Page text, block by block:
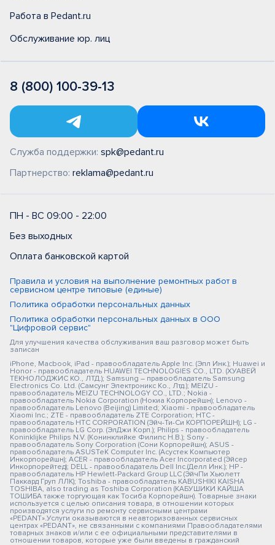
Работа в Pedant.ru
Обслуживание юр. лиц
8 (800) 100-39-13
Служба поддержки: spk@pedant.ru
Партнерство: reklama@pedant.ru
ПН - ВС 09:00 - 22:00
Без выходных
Оплата банковской картой
Правила и условия на выполнение ремонтных работ в
сервисном центре типовые (единые)
Политика обработки персональных данных
Политика обработки персональных данных в ООО
"Цифровой сервис"
Для улучшения качества обслуживания ваш разговор может быть
записан
iPhone, Macbook, iPad - правообладатель Apple Inc. (Эпл Инк.); Huawei и
Honor - правообладатель HUAWEI TECHNOLOGIES CO., LTD. (ХУАВЕЙ
ТЕКНОЛОДЖИС КО., ЛТД.); Samsung – правообладатель Samsung
Electronics Co. Ltd. (Самсунг Электроникс Ко., Лтд.); MEIZU -
правообладатель MEIZU TECHNOLOGY CO., LTD.; Nokia -
правообладатель Nokia Corporation (Нокиа Корпорейшн); Lenovo -
правообладатель Lenovo (Beijing) Limited; Xiaomi - правообладатель
Xiaomi Inc.; ZTE - правообладатель ZTE Corporation; HTC -
правообладатель HTC CORPORATION (Эйч-Ти-Си КОРПОРЕЙШН); LG -
правообладатель LG Corp. (ЭлДжи Корп.); Philips - правообладатель
Koninklijke Philips N.V. (Конинклийке Филипс Н.В.); Sony -
правообладатель Sony Corporation (Сони Корпорейшн); ASUS -
правообладатель ASUSTeK Computer Inc. (Асустек Компьютер
Инкорпорейшн); ACER - правообладатель Acer Incorporated (Эйсер
Инкорпорейтед); DELL - правообладатель Dell Inc.(Делл Инк.); HP -
правообладатель HP Hewlett-Packard Group LLC (ЭйчПи Хьюлетт
Паккард Груп ЛЛК); Toshiba - правообладатель KABUSHIKI KAISHA
TOSHIBA, also trading as Toshiba Corporation (КАБУШИКИ КАЙША
ТОШИБА также торгующая как Тосиба Корпорейшн). Товарные знаки
используется с целью описания товара, в отношении которых
производятся услуги по ремонту сервисными центрами
«PEDANT».Услуги оказываются в неавторизованных сервисных
центрах «PEDANT», не связанными с компаниями Правообладателями
товарных знаков и/или с ее официальными представителями в
отношении товаров, которые уже были введены в гражданский